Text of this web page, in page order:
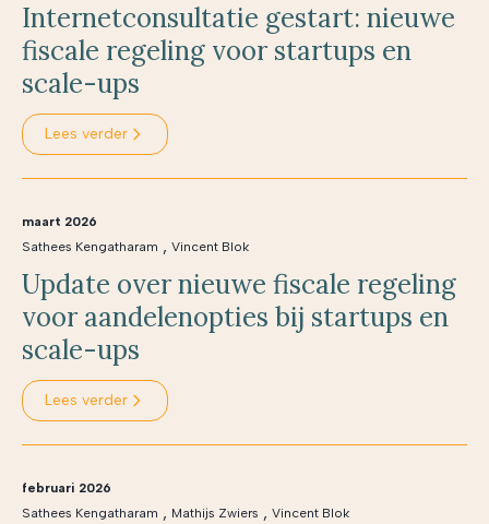
Internetconsultatie gestart: nieuwe
fiscale regeling voor startups en
scale-ups
Lees verder
maart 2026
Sathees Kengatharam , Vincent Blok
Update over nieuwe fiscale regeling
voor aandelenopties bij startups en
scale-ups
Lees verder
februari 2026
Sathees Kengatharam , Mathijs Zwiers , Vincent Blok